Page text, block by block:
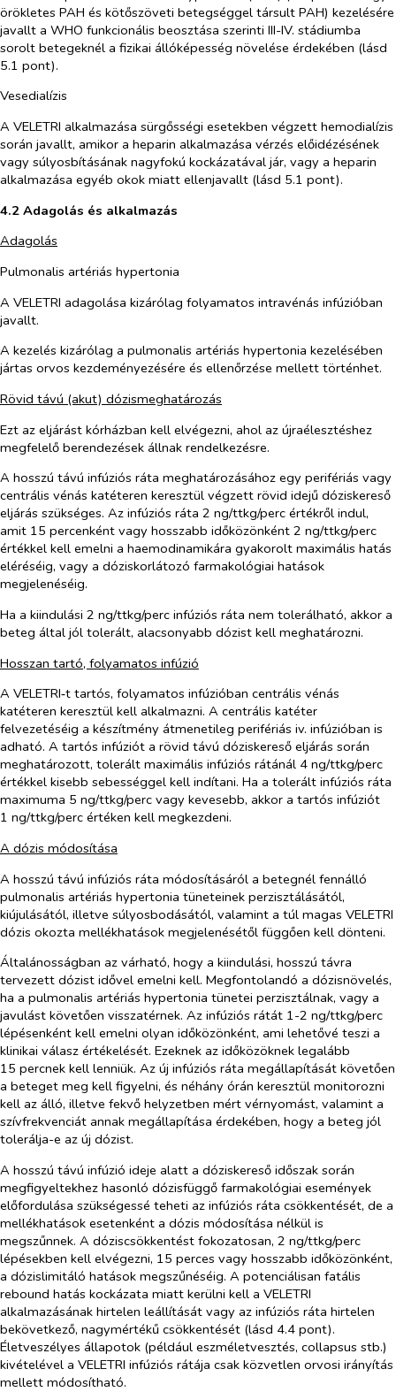
örökletes PAH és kötőszöveti betegséggel társult PAH) kezelésére
javallt a WHO funkcionális beosztása szerinti III-IV. stádiumba
sorolt betegeknél a fizikai állóképesség növelése érdekében (lásd
5.1 pont).
Vesedialízis
A VELETRI alkalmazása sürgősségi esetekben végzett hemodialízis
során javallt, amikor a heparin alkalmazása vérzés előidézésének
vagy súlyosbításának nagyfokú kockázatával jár, vagy a heparin
alkalmazása egyéb okok miatt ellenjavallt (lásd 5.1 pont).
4.2 Adagolás és alkalmazás
Adagolás
Pulmonalis artériás hypertonia
A VELETRI adagolása kizárólag folyamatos intravénás infúzióban
javallt.
A kezelés kizárólag a pulmonalis artériás hypertonia kezelésében
jártas orvos kezdeményezésére és ellenőrzése mellett történhet.
Rövid távú (akut) dózismeghatározás
Ezt az eljárást kórházban kell elvégezni, ahol az újraélesztéshez
megfelelő berendezések állnak rendelkezésre.
A hosszú távú infúziós ráta meghatározásához egy perifériás vagy
centrális vénás katéteren keresztül végzett rövid idejű dóziskereső
eljárás szükséges. Az infúziós ráta 2 ng/ttkg/perc értékről indul,
amit 15 percenként vagy hosszabb időközönként 2 ng/ttkg/perc
értékkel kell emelni a haemodinamikára gyakorolt maximális hatás
eléréséig, vagy a dóziskorlátozó farmakológiai hatások
megjelenéséig.
Ha a kiindulási 2 ng/ttkg/perc infúziós ráta nem tolerálható, akkor a
beteg által jól tolerált, alacsonyabb dózist kell meghatározni.
Hosszan tartó, folyamatos infúzió
A VELETRI‑t tartós, folyamatos infúzióban centrális vénás
katéteren keresztül kell alkalmazni. A centrális katéter
felvezetéséig a készítmény átmenetileg perifériás iv. infúzióban is
adható. A tartós infúziót a rövid távú dóziskereső eljárás során
meghatározott, tolerált maximális infúziós rátánál 4 ng/ttkg/perc
értékkel kisebb sebességgel kell indítani. Ha a tolerált infúziós ráta
maximuma 5 ng/ttkg/perc vagy kevesebb, akkor a tartós infúziót
1 ng/ttkg/perc értéken kell megkezdeni.
A dózis módosítása
A hosszú távú infúziós ráta módosításáról a betegnél fennálló
pulmonalis artériás hypertonia tüneteinek perzisztálásától,
kiújulásától, illetve súlyosbodásától, valamint a túl magas VELETRI
dózis okozta mellékhatások megjelenésétől függően kell dönteni.
Általánosságban az várható, hogy a kiindulási, hosszú távra
tervezett dózist idővel emelni kell. Megfontolandó a dózisnövelés,
ha a pulmonalis artériás hypertonia tünetei perzisztálnak, vagy a
javulást követően visszatérnek. Az infúziós rátát 1-2 ng/ttkg/perc
lépésenként kell emelni olyan időközönként, ami lehetővé teszi a
klinikai válasz értékelését. Ezeknek az időközöknek legalább
15 percnek kell lenniük. Az új infúziós ráta megállapítását követően
a beteget meg kell figyelni, és néhány órán keresztül monitorozni
kell az álló, illetve fekvő helyzetben mért vérnyomást, valamint a
szívfrekvenciát annak megállapítása érdekében, hogy a beteg jól
tolerálja-e az új dózist.
A hosszú távú infúzió ideje alatt a dóziskereső időszak során
megfigyeltekhez hasonló dózisfüggő farmakológiai események
előfordulása szükségessé teheti az infúziós ráta csökkentését, de a
mellékhatások esetenként a dózis módosítása nélkül is
megszűnnek. A dóziscsökkentést fokozatosan, 2 ng/ttkg/perc
lépésekben kell elvégezni, 15 perces vagy hosszabb időközönként,
a dózislimitáló hatások megszűnéséig. A potenciálisan fatális
rebound hatás kockázata miatt kerülni kell a VELETRI
alkalmazásának hirtelen leállítását vagy az infúziós ráta hirtelen
bekövetkező, nagymértékű csökkentését (lásd 4.4 pont).
Életveszélyes állapotok (például eszméletvesztés, collapsus stb.)
kivételével a VELETRI infúziós rátája csak közvetlen orvosi irányítás
mellett módosítható.